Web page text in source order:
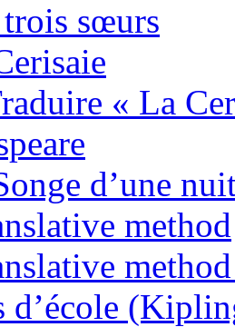
sœurs
« La
d’une
method
d’école